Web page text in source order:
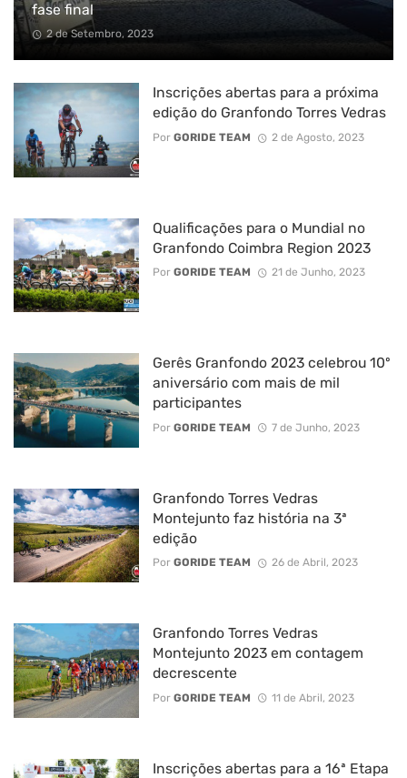
fase final
2 de Setembro, 2023
Inscrições abertas para a próxima
edição do Granfondo Torres Vedras
Por GORIDE TEAM 2 de Agosto, 2023
Qualificações para o Mundial no
Granfondo Coimbra Region 2023
Por GORIDE TEAM 21 de Junho, 2023
Gerês Granfondo 2023 celebrou 10º
aniversário com mais de mil
participantes
Por GORIDE TEAM 7 de Junho, 2023
Granfondo Torres Vedras
Montejunto faz história na 3ª
edição
Por GORIDE TEAM 26 de Abril, 2023
Granfondo Torres Vedras
Montejunto 2023 em contagem
decrescente
Por GORIDE TEAM 11 de Abril, 2023
Inscrições abertas para a 16ª Etapa